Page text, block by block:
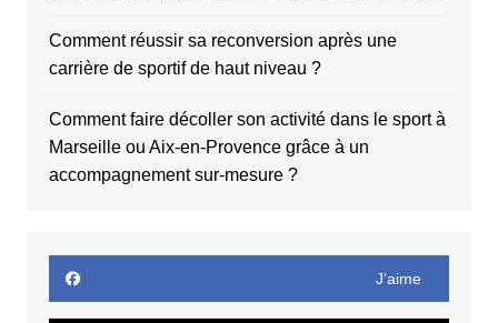
Comment réussir sa reconversion après une
carrière de sportif de haut niveau ?
Comment faire décoller son activité dans le sport à
Marseille ou Aix-en-Provence grâce à un
accompagnement sur-mesure ?
J’aime